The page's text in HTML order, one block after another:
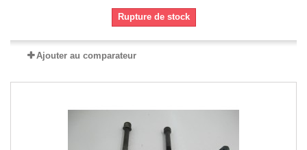
Rupture de stock
Ajouter au comparateur